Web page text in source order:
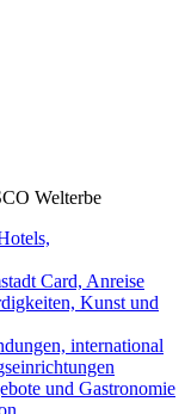
Welterbe
Card, Anreise
Kunst und
international
und Gastronomie